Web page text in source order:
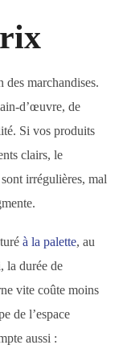
des marchandises.
d’œuvre, de
Si vos produits
clairs, le
irrégulières, mal
à la palette, au
la durée de
vite coûte moins
de l’espace
aussi :